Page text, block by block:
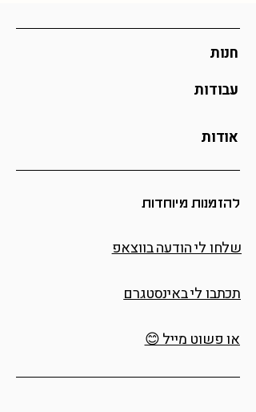
חנות
עבודות
אודות
להזמנות מיוחדות
שלחו לי הודעה בווצאפ
תכתבו לי באינסטגרם
או פשוט מייל 😊